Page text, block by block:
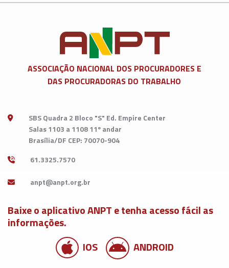
ASSOCIAÇÃO NACIONAL DOS PROCURADORES E
DAS PROCURADORAS DO TRABALHO
SBS Quadra 2 Bloco "S" Ed. Empire Center
Salas 1103 a 1108 11º andar
Brasília/DF CEP: 70070-904
61.3325.7570
Baixe o aplicativo ANPT e tenha acesso fácil as
informações.
IOS
ANDROID